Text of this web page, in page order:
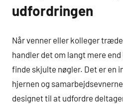
udfordringen
Når venner eller kolleger
handler det om langt mere
finde skjulte nøgler. Det er en
hjernen og
designet til at udfordre